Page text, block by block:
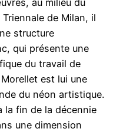
au milieu du
Triennale de Milan, il
structure
qui présente une
du travail de
est lui une
du néon artistique.
la fin de la décennie
une dimension